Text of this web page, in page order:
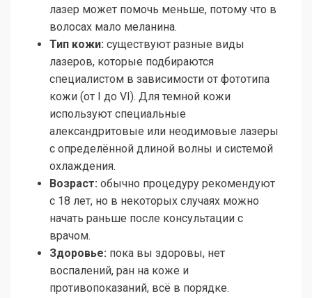
лазер может помочь меньше, потому что в
волосах мало меланина.
Тип кожи: существуют разные виды
лазеров, которые подбираются
специалистом в зависимости от фототипа
кожи (от I до VI). Для темной кожи
используют специальные
александритовые или неодимовые лазеры
с определённой длиной волны и системой
охлаждения.
Возраст: обычно процедуру рекомендуют
с 18 лет, но в некоторых случаях можно
начать раньше после консультации с
врачом.
Здоровье: пока вы здоровы, нет
воспалений, ран на коже и
противопоказаний, всё в порядке.